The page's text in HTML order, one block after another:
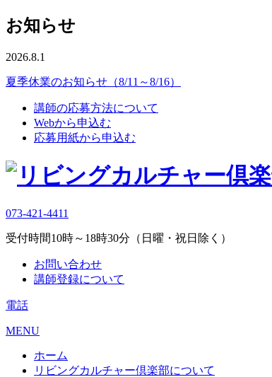
お知らせ
2026.8.1
夏季休業のお知らせ（8/11～8/16）
講師の応募方法について
Webから申込む
応募用紙から申込む
073-421-4411
受付時間10時～18時30分（日曜・祝日除く）
お問い合わせ
講師登録について
電話
MENU
ホーム
リビングカルチャー倶楽部について